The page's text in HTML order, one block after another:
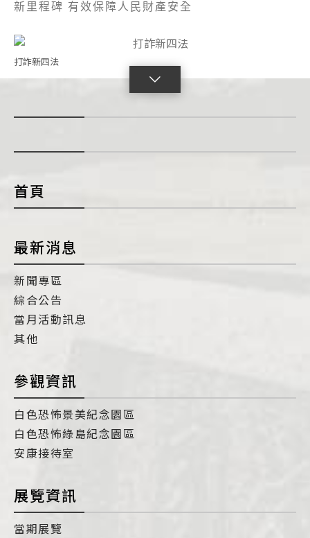
新里程碑 有效保障人民財產安全
打詐新四法
首頁
最新消息
新聞專區
綜合公告
當月活動訊息
其他
參觀資訊
白色恐怖景美紀念園區
白色恐怖綠島紀念園區
安康接待室
展覽資訊
當期展覽